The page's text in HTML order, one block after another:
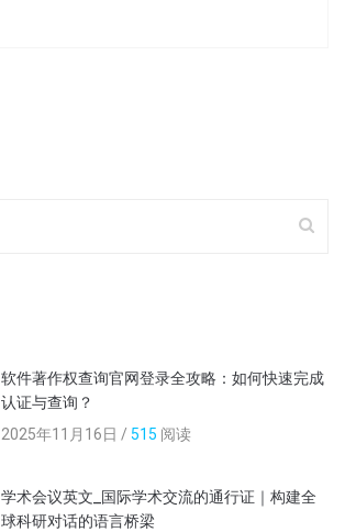
软件著作权查询官网登录全攻略：如何快速完成
认证与查询？
2025年11月16日 / 515 阅读
学术会议英文_国际学术交流的通行证｜构建全
球科研对话的语言桥梁